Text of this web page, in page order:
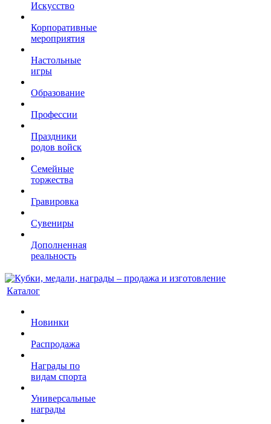
Искусство
Корпоративные
мероприятия
Настольные
игры
Образование
Профессии
Праздники
родов войск
Семейные
торжества
Гравировка
Сувениры
Дополненная
реальность
Каталог
Новинки
Распродажа
Награды по
видам спорта
Универсальные
награды